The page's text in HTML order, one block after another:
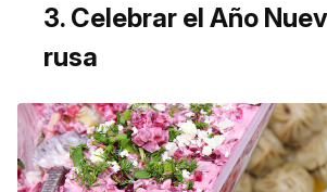
3. Celebrar el Año
rusa